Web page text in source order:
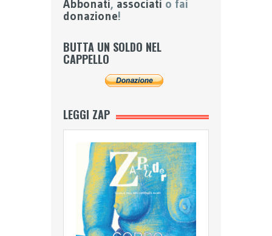
Abbonati, associati o fai
donazione!
BUTTA UN SOLDO NEL
CAPPELLO
LEGGI ZAP